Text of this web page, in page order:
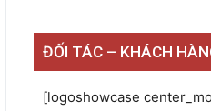
ĐỐI TÁC – KHÁCH
[logoshowcase